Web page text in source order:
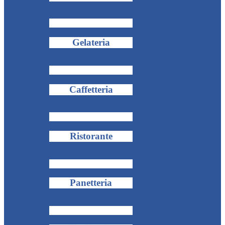
Gelateria
Caffetteria
Ristorante
Panetteria